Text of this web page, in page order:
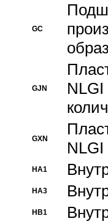
GC
GJN
GXN
NLGI
HA1
HA3
HB1